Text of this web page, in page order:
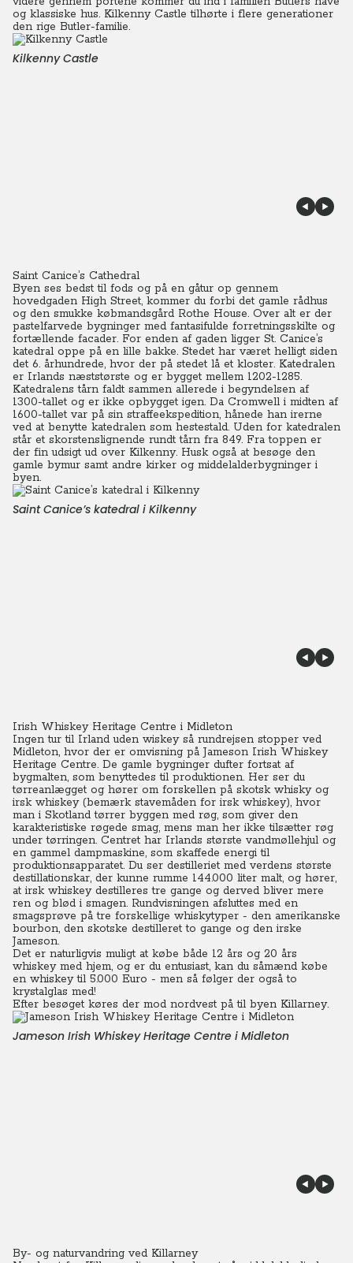
og klassiske hus. Kilkenny Castle tilhørte i flere generationer
den rige Butler-familie.
Kilkenny Castle
Saint Canice’s Cathedral
Byen ses bedst til fods og på en gåtur op gennem
hovedgaden High Street, kommer du forbi det gamle rådhus
og den smukke købmandsgård Rothe House. Over alt er der
pastelfarvede bygninger med fantasifulde forretningsskilte og
fortællende facader. For enden af gaden ligger St. Canice’s
katedral oppe på en lille bakke. Stedet har været helligt siden
det 6. århundrede, hvor der på stedet lå et kloster. Katedralen
er Irlands næststørste og er bygget mellem 1202-1285.
Katedralens tårn faldt sammen allerede i begyndelsen af
1300-tallet og er ikke opbygget igen. Da Cromwell i midten af
1600-tallet var på sin straffeekspedition, hånede han irerne
ved at benytte katedralen som hestestald. Uden for katedralen
står et skorstenslignende rundt tårn fra 849. Fra toppen er
der fin udsigt ud over Kilkenny. Husk også at besøge den
gamle bymur samt andre kirker og middelalderbygninger i
byen.
Saint Canice’s katedral i Kilkenny
Irish Whiskey Heritage Centre i Midleton
Ingen tur til Irland uden wiskey så rundrejsen stopper ved
Midleton, hvor der er omvisning på Jameson Irish Whiskey
Heritage Centre. De gamle bygninger dufter fortsat af
bygmalten, som benyttedes til produktionen. Her ser du
tørreanlægget og hører om forskellen på skotsk whisky og
irsk whiskey (bemærk stavemåden for irsk whiskey), hvor
man i Skotland tørrer byggen med røg, som giver den
karakteristiske røgede smag, mens man her ikke tilsætter røg
under tørringen. Centret har Irlands største vandmøllehjul og
en gammel dampmaskine, som skaffede energi til
produktionsapparatet. Du ser destilleriet med verdens største
destillationskar, der kunne rumme 144.000 liter malt, og hører,
at irsk whiskey destilleres tre gange og derved bliver mere
ren og blød i smagen. Rundvisningen afsluttes med en
smagsprøve på tre forskellige whiskytyper - den amerikanske
bourbon, den skotske destilleret to gange og den irske
Jameson.
Det er naturligvis muligt at købe både 12 års og 20 års
whiskey med hjem, og er du entusiast, kan du såmænd købe
en whiskey til 5.000 Euro - men så følger der også to
krystalglas med!
Efter besøget køres der mod nordvest på til byen Killarney.
Jameson Irish Whiskey Heritage Centre i Midleton
By- og naturvandring ved Killarney